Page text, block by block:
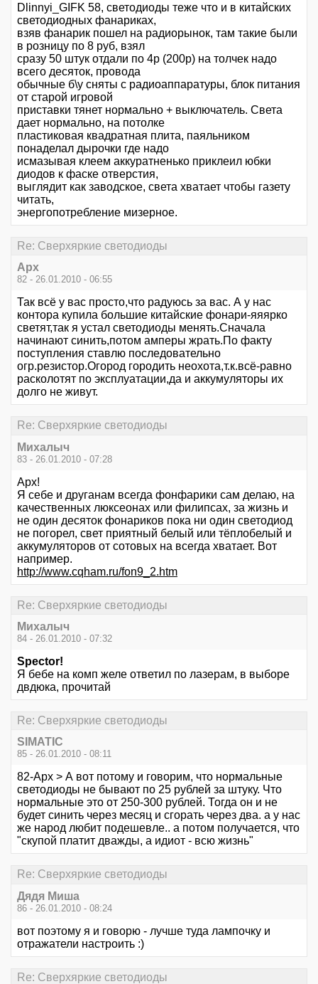
Dlinnyi_GIFK 58, светодиоды теже что и в китайских
светодиодных фанариках,
взяв фанарик пошел на радиорынок, там такие были
в розницу по 8 руб, взял
сразу 50 штук отдали по 4р (200р) на толчек надо
всего десяток, провода
обычные б\у сняты с радиоаппаратуры, блок питания
от старой игровой
приставки тянет нормально + выключатель. Света
дает нормально, на потолке
пластиковая квадратная плита, паяльником
понаделал дырочки где надо
исмазывая клеем аккуратненько приклеил юбки
диодов к фаске отверстия,
выглядит как заводское, света хватает чтобы газету
читать,
энергопотребление мизерное.
Re: Сверхяркие светодиоды
Арх
82 - 26.01.2010 - 06:55
Так всё у вас просто,что радуюсь за вас. А у нас
контора купила большие китайские фонари-яяярко
светят,так я устал светодиоды менять.Сначала
начинают синить,потом амперы жрать.По факту
поступления ставлю последовательно
огр.резистор.Огород городить неохота,т.к.всё-равно
расколотят по эксплуатации,да и аккумуляторы их
долго не живут.
Re: Сверхяркие светодиоды
Михалыч
83 - 26.01.2010 - 07:28
Арх!
Я себе и друганам всегда фонфарики сам делаю, на
качественных люксеонах или филипсах, за жизнь и
не один десяток фонариков пока ни один светодиод
не погорел, свет приятный белый или тёплобелый и
аккумуляторов от сотовых на всегда хватает. Вот
например.
http://www.cqham.ru/fon9_2.htm
Re: Сверхяркие светодиоды
Михалыч
84 - 26.01.2010 - 07:32
Spector!
Я бебе на комп желе ответил по лазерам, в выборе
двдюка, прочитай
Re: Сверхяркие светодиоды
SIMATIC
85 - 26.01.2010 - 08:11
82-Арх > А вот потому и говорим, что нормальные
светодиоды не бывают по 25 рублей за штуку. Что
нормальные это от 250-300 рублей. Тогда он и не
будет синить через месяц и сгорать через два. а у нас
же народ любит подешевле.. а потом получается, что
"скупой платит дважды, а идиот - всю жизнь"
Re: Сверхяркие светодиоды
Дядя Миша
86 - 26.01.2010 - 08:24
вот поэтому я и говорю - лучше туда лампочку и
отражатели настроить :)
Re: Сверхяркие светодиоды